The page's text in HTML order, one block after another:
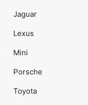
Jaguar
Lexus
Mini
Porsche
Toyota